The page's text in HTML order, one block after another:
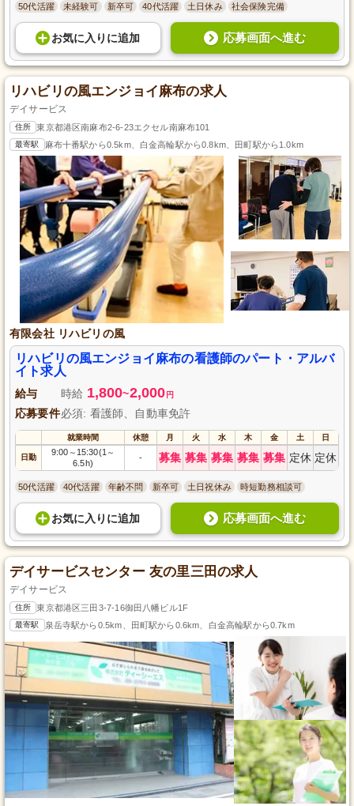
50代活躍 未経験可 新卒可 40代活躍 土日休み 社会保険完備
お気に入り に追加 応募画面へ進む
リハビリの風エンジョイ麻布の求人
デイサービス
住所 東京都港区南麻布2-6-23エクセル南麻布101
最寄駅 麻布十番駅から0.5km、白金高輪駅から0.8km、田町駅から1.0km
有限会社 リハビリの風
リハビリの風エンジョイ麻布の看護師のパート・アルバ
イト求人
給与 時給 1,800~2,000 円
応募要件必須: 看護師、自動車免許
就業時間 休憩 月 火 水 木 金 土 日
日勤
9:00 ～ 15:30(1 ～
6.5h)
- 募集 募集 募集 募集 募集 定休 定休
50代活躍 40代活躍 年齢不問 新卒可 土日祝休み 時短勤務相談可
お気に入り に追加 応募画面へ進む
デイサービスセンター 友の里三田の求人
デイサービス
住所 東京都港区三田3-7-16御田八幡ビル1F
最寄駅 泉岳寺駅から0.5km、田町駅から0.6km、白金高輪駅から0.7km